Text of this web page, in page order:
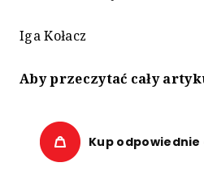
Iga Kołacz
Aby przeczytać cały
Kup